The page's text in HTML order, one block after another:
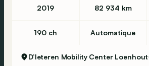
2019 82 934 km
190 ch Automatique
D’Ieteren Mobility Center Loenhout